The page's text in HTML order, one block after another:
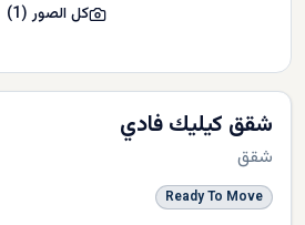
شقق كيليك فادي
شقق
Ready To Move
كل الصور(
1
)